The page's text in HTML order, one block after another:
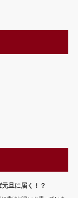
旦に届く！？